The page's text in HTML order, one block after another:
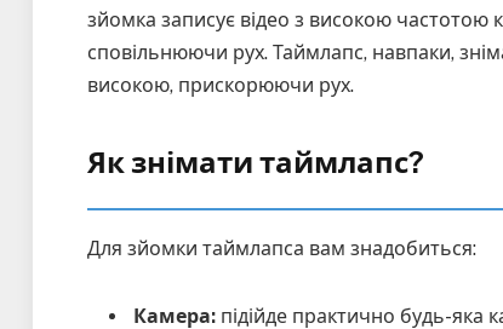
зйомка записує відео з високою частотою
сповільнюючи рух. Таймлапс, навпаки,
високою, прискорюючи рух.
Як знімати таймлапс?
Для зйомки таймлапса вам знадобиться:
Камера: підійде практично будь-яка